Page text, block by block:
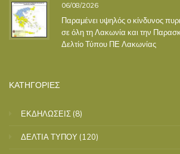
06/08/2026
Παραμένει υψηλός ο κίνδυνος
σε όλη τη Λακωνία και την
Δελτίο Τύπου ΠΕ Λακωνίας
ΚΑΤΗΓΟΡΙΕΣ
ΕΚΔΗΛΩΣΕΙΣ (8)
ΔΕΛΤΙΑ ΤΥΠΟΥ (120)